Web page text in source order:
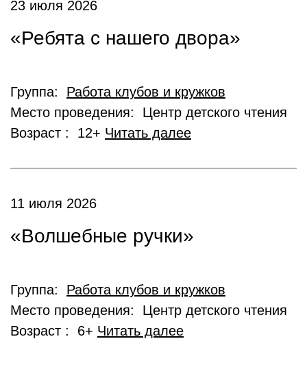
23 июля 2026
«Ребята с нашего двора»
Группа: Работа клубов и кружков
Место проведения: Центр детского чтения
Возраст : 12+ Читать далее
11 июля 2026
«Волшебные ручки»
Группа: Работа клубов и кружков
Место проведения: Центр детского чтения
Возраст : 6+ Читать далее